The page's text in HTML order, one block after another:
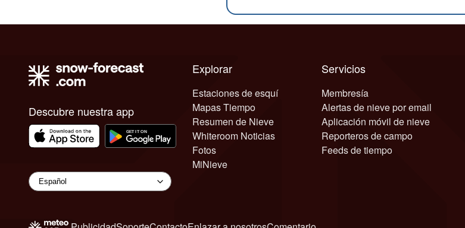
Descubre nuestra app
Explorar
Estaciones de esquí
Mapas Tiempo
Resumen de Nieve
Whiteroom Noticias
Fotos
MiNieve
Servicios
Membresía
Alertas de nieve por email
Aplicación móvil de nieve
Reporteros de campo
Feeds de tiempo